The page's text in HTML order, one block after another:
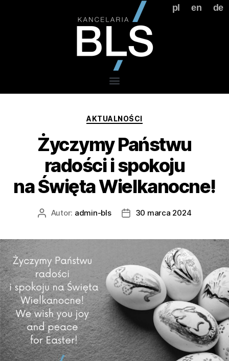
pl en de
AKTUALNOŚCI
Życzymy Państwu
radości i spokoju
na Święta Wielkanocne!
Autor: admin-bls 30 marca 2024